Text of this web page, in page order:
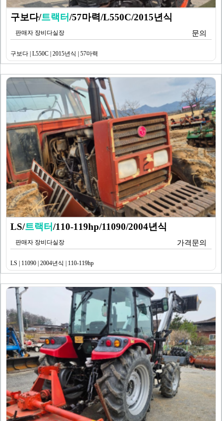
구보다/트랙터/57마력/L550C/2015년식
판매자 장비다실장 문의
구보다 | L550C | 2015년식 | 57마력
LS/트랙터/110-119hp/11090/2004년식
판매자 장비다실장 가격문의
LS | 11090 | 2004년식 | 110-119hp